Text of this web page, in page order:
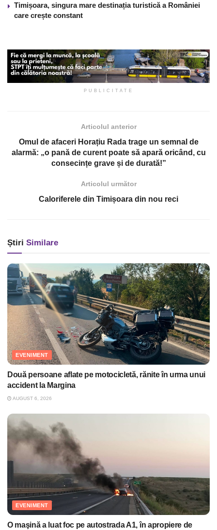
Timișoara, singura mare destinația turistică a României
care crește constant
PUBLICITATE
Articolul anterior
Omul de afaceri Horațiu Rada trage un semnal de
alarmă: „o pană de curent poate să apară oricând, cu
consecințe grave și de durată!”
Articolul următor
Caloriferele din Timișoara din nou reci
Știri Similare
EVENIMENT
Două persoane aflate pe motocicletă, rănite în urma unui
accident la Margina
AUGUST 6, 2026
EVENIMENT
O maşină a luat foc pe autostrada A1, în apropiere de